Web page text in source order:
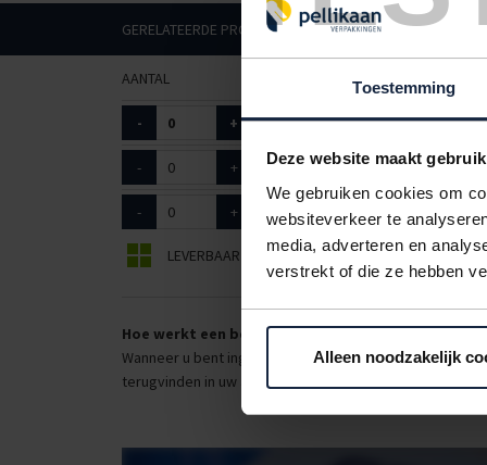
Toestemming
Deze website maakt
We gebruiken cookies om
websiteverkeer te
media, adverteren en
verstrekt of die ze hebben
Alleen noodzakelijk
GERELATEERDE PRODUCTEN
AANTAL AFMETINGEN
- + 9601001 37 x 44 +
- + 9601010 45 x 50 + 8cm
- + 9601020 60 x 50 + 8cm
LEVERBAAR BEPERKT LEVERBAAR
Hoe werkt een bestellijst?
Wanneer u bent ingelogd, kunt u een eigen bestellijst
terugvinden in uw account. Dat pakt altijd goed uit voor